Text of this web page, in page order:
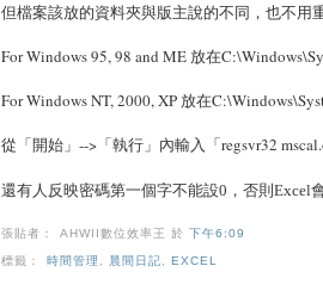
但檔案該放的資料夾與版主說的不同，也不用
For Windows 95, 98 and ME 放在
For Windows NT, 2000, XP 放在
從「開始」-->「執行」內輸入「regsvr32
還有人反映密碼第一個字不能設0 ，否則Excel
張貼者： AHWII數位效率王 於 下午6:09
標籤： 時間管理 晨間日記 EXCEL